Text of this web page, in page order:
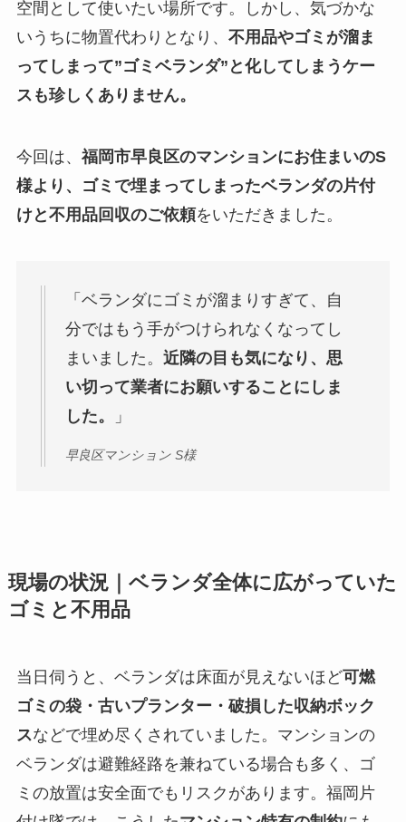
空間として使いたい場所です。しかし、気づかな
いうちに物置代わりとなり、 不用品やゴミが溜ま
ってしまって”ゴミベランダ”と化してしまうケー
スも珍しくありません。
今回は、 福岡市早良区のマンションにお住まいのS
様より、ゴミで埋まってしまったベランダの片付
けと不用品回収のご依頼をいただきました。
「ベランダにゴミが溜まりすぎて、自
分ではもう手がつけられなくなってし
まいました。 近隣の目も気になり、思
い切って業者にお願いすることにしま
した。
」
早良区マンション S様
現場の状況｜ベランダ全体に広がっていた
ゴミと不用品
当日伺うと、ベランダは床面が見えないほど可燃
ゴミの袋・古いプランター・破損した収納ボック
スなどで埋め尽くされていました。マンションの
ベランダは避難経路を兼ねている場合も多く、ゴ
ミの放置は安全面でもリスクがあります。福岡片